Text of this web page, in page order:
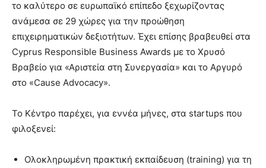
το καλύτερο σε ευρωπαϊκό επίπεδο ξεχωρίζοντας
ανάμεσα σε 29 χώρες για την προώθηση
επιχειρηματικών δεξιοτήτων. Έχει επίσης βραβευθεί στα
Cyprus Responsible Business Awards με το Χρυσό
Βραβείο για «Αριστεία στη Συνεργασία» και το Αργυρό
στο «Cause Advocacy».
Το Κέντρο παρέχει, για εννέα μήνες, στα startups που
φιλοξενεί:
Ολοκληρωμένη πρακτική εκπαίδευση (training) για τη